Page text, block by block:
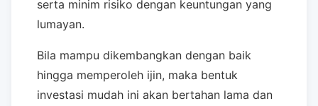
serta minim risiko dengan keuntungan yang
lumayan.
Bila mampu dikembangkan dengan baik
hingga memperoleh ijin, maka bentuk
investasi mudah ini akan bertahan lama dan